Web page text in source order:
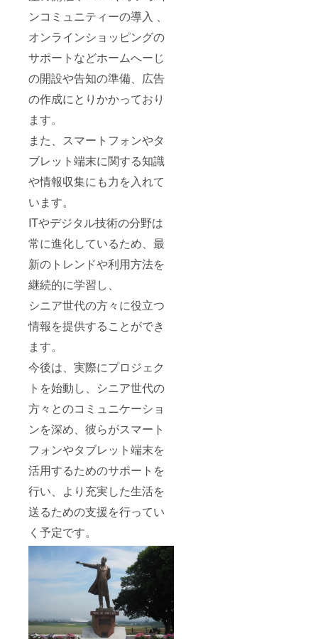
ンコミュニティーの導入 、
オンラインショッピングの
サポートなどホームへーじ
の開設や告知の準備、広告
の作成にとりかかっており
ます。
また、スマートフォンやタ
ブレット端末に関する知識
や情報収集にも力を入れて
います。
ITやデジタル技術の分野は
常に進化しているため、最
新のトレンドや利用方法を
継続的に学習し、
シニア世代の方々に役立つ
情報を提供することができ
ます。
今後は、実際にプロジェク
トを始動し、シニア世代の
方々とのコミュニケーショ
ンを深め、彼らがスマート
フォンやタブレット端末を
活用するためのサポートを
行い、より充実した生活を
送るための支援を行ってい
く予定です。